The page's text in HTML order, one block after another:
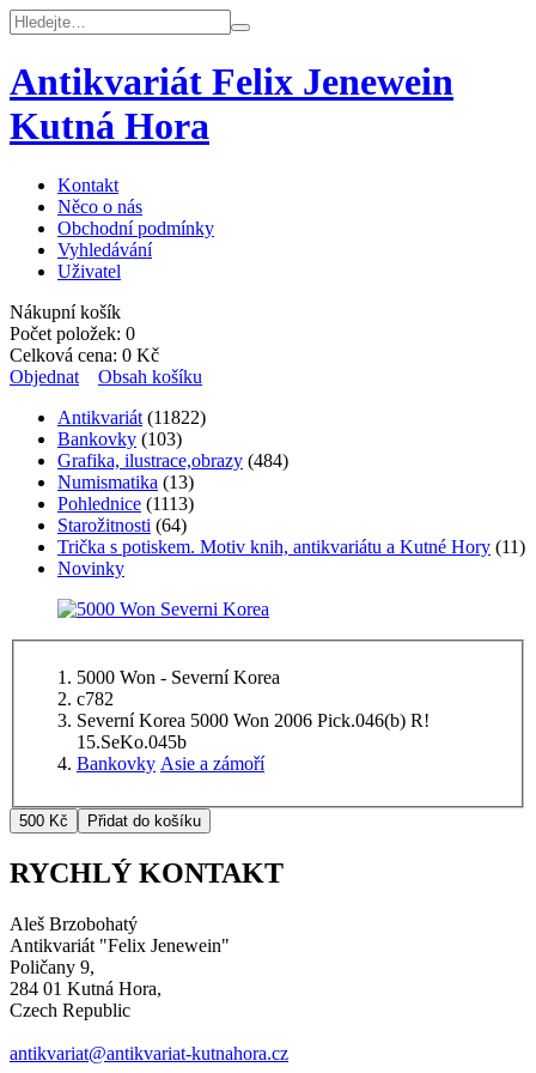
Antikvariát Felix Jenewein
Kutná Hora
Kontakt
Něco o nás
Obchodní podmínky
Vyhledávání
Uživatel
Nákupní košík
Počet položek: 0
Celková cena: 0 Kč
Objednat
Obsah košíku
Antikvariát (11822)
Bankovky (103)
Grafika, ilustrace,obrazy (484)
Numismatika (13)
Pohlednice (1113)
Starožitnosti (64)
Trička s potiskem. Motiv knih, antikvariátu a Kutné Hory (11)
Novinky
5000 Won - Severní Korea
c782
Severní Korea 5000 Won 2006 Pick.046(b) R!
15.SeKo.045b
Bankovky Asie a zámoří
RYCHLÝ KONTAKT
Aleš Brzobohatý
Antikvariát "Felix Jenewein"
Poličany 9,
284 01 Kutná Hora,
Czech Republic
antikvariat@antikvariat-kutnahora.cz